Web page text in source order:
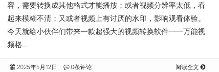
容，需要转换成其他格式才能播放；或者视频分辨率太低，看
起来模糊不清；又或者视频上有讨厌的水印，影响观看体验。
今天就给小伙伴们带来一款超强大的视频转换软件——万能视
频格…
2025年5月12日 0条评论 阅读全文